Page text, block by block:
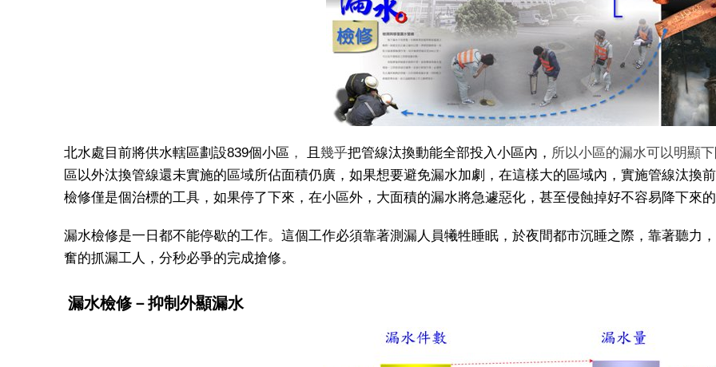
北水處目前將供水轄區劃設839個小區 ， 且 幾乎把管線汰換動能全部投入小區內， 所以小區的漏水可以明顯
區以外汰換管線還未實施的區域所佔面積仍廣，如果想要避免漏水加劇，在這樣大的區域內，實施管線汰換
檢修僅是個治標的工具，如果停了下來，在小區外，大面積的漏水將急遽惡化，甚至侵蝕掉好不容易降下來
漏水檢修是一日都不能停歇的工作。這個工作必須靠著測漏人員犧牲睡眠，於夜間都市沉睡之際，靠著聽力
奮的抓漏工人，分秒必爭的完成搶修。
漏水檢修－抑制外顯漏水